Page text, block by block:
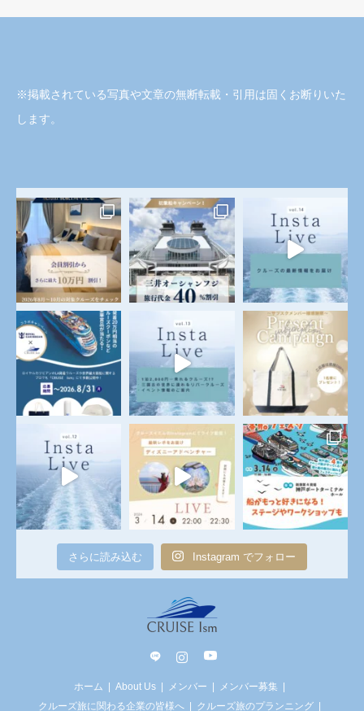
※掲載されている写真や文章の無断転載・引用は固くお断りいた
します。
さらに読み込む Instagram でフォロー
ホーム About Us メンバー
メンバー募集
クルーズ旅に関わる企業の皆様へ
クルーズ旅のプランニング